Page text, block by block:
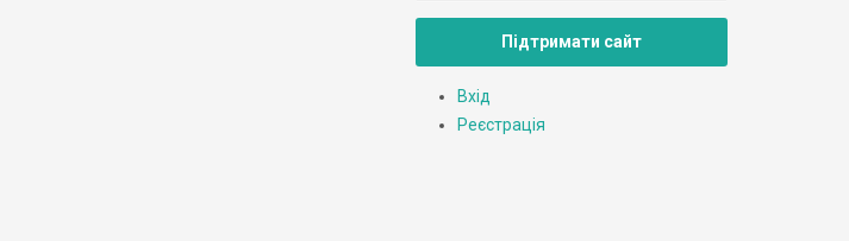
Підтримати сайт
Вхід
Реєстрація